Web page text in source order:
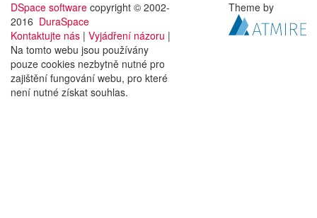
DSpace software copyright © 2002-
2016 DuraSpace
Kontaktujte nás | Vyjádření názoru |
Na tomto webu jsou používány
pouze cookies nezbytně nutné pro
zajištění fungování webu, pro které
není nutné získat souhlas.
Theme by